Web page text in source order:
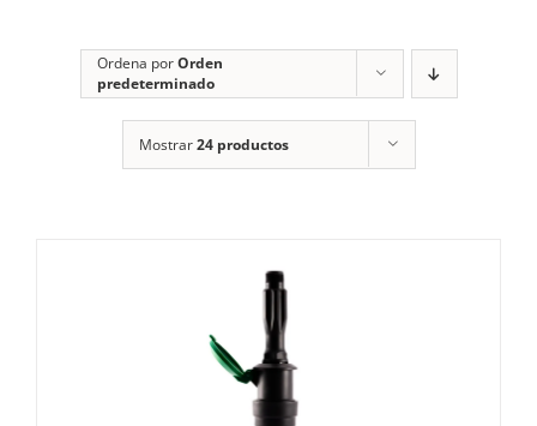
Ordena porOrden
predeterminado
Mostrar24 productos